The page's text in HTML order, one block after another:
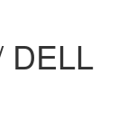
DELL